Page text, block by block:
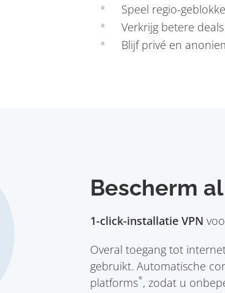
Speel regio-
Verkrijg betere
Blijf privé en
Bescherm
1-click-installatie VPN
Overal toegang tot
gebruikt. Automatische
platforms*, zodat u